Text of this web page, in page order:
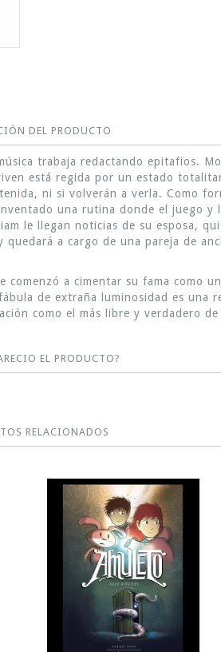
DEL PRODUCTO
trabaja redactando epitafios.
está regida por un estado
ni si volverán a verla. Como
una rutina donde el juego y
le llegan noticias de su esposa,
a cargo de una pareja de
comenzó a cimentar su fama como
de extraña luminosidad es una
como el más libre y verdadero
EL PRODUCTO?
RELACIONADOS